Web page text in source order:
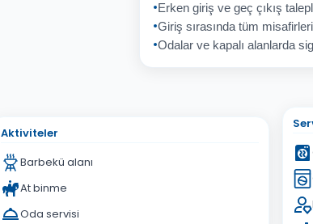
Erken giriş ve geç çıkış
Giriş sırasında tüm
Odalar ve kapalı alanlarda
Aktiviteler
Barbekü alanı
At binme
Oda servisi